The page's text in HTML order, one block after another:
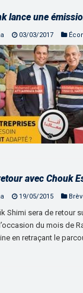
lance une
03/03/2017
avec Chouk
19/05/2015
Shimi sera de retour
du mois de
en retraçant le